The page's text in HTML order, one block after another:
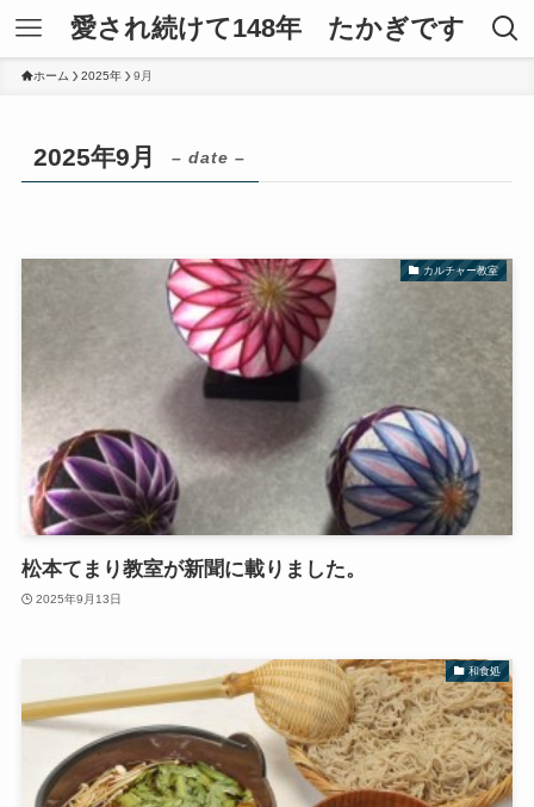
愛され続けて148年 たかぎです
ホーム 2025年 9月
2025年9月 – date –
カルチャー教室
松本てまり教室が新聞に載りました。
2025年9月13日
和食処